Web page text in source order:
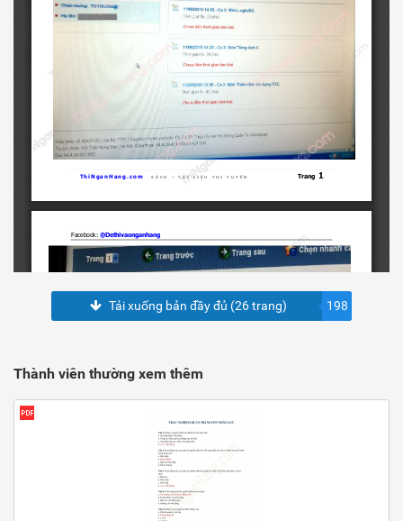
Tải xuống bản đầy đủ (26 trang) 198
Thành viên thường xem thêm